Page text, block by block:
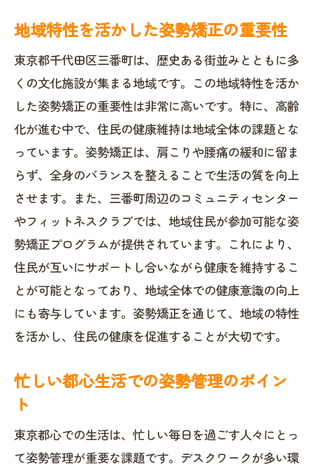
姿勢改善による身体の健康向上
精神的健康への姿勢矯正の影響
姿勢矯正が予防する現代病とは
姿勢改善がもたらす自信と自己肯定感
姿勢矯正がもたらす長期的な健康効果
姿勢改善で得られる日常生活の質向上
秋葉原ボディバランス整骨院で学ぶ姿勢改善
の重要性
専門的な姿勢矯正プログラムの内容
個別ニーズに応じた施術の効果
専門家による姿勢分析とアドバイス
姿勢改善プログラムの実践例
姿勢矯正プログラムの継続方法
績
姿勢矯正で痛みが軽減した実例
姿勢矯正で集中力が向上した人々の声
地域特性を活かした姿勢矯正の重要性
東京都千代田区三番町は、歴史ある街並みとともに多
くの文化施設が集まる地域です。この地域特性を活か
した姿勢矯正の重要性は非常に高いです。特に、高齢
化が進む中で、住民の健康維持は地域全体の課題とな
っています。姿勢矯正は、肩こりや腰痛の緩和に留ま
らず、全身のバランスを整えることで生活の質を向上
させます。また、三番町周辺のコミュニティセンター
やフィットネスクラブでは、地域住民が参加可能な姿
勢矯正プログラムが提供されています。これにより、
住民が互いにサポートし合いながら健康を維持するこ
とが可能となっており、地域全体での健康意識の向上
にも寄与しています。姿勢矯正を通じて、地域の特性
を活かし、住民の健康を促進することが大切です。
忙しい都心生活での姿勢管理のポイン
ト
東京都心での生活は、忙しい毎日を過ごす人々にとっ
て姿勢管理が重要な課題です。デスクワークが多い環